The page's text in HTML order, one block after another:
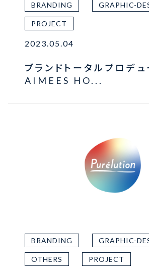
BRANDING GRAPHIC-
PROJECT
2023.05.04
ブランドトータルプロデ
AIMEES HO...
BRANDING GRAPHIC-
OTHERS PROJECT